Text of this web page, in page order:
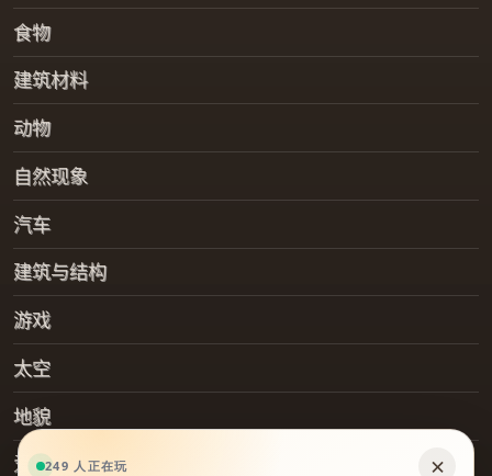
食物
建筑材料
动物
自然现象
汽车
建筑与结构
游戏
太空
地貌
爱好